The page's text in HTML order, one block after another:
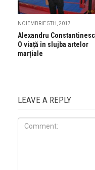
NOIEMBRIE 5TH, 2017
Alexandru
O viață în slujba artelor
marțiale
LEAVE A REPLY